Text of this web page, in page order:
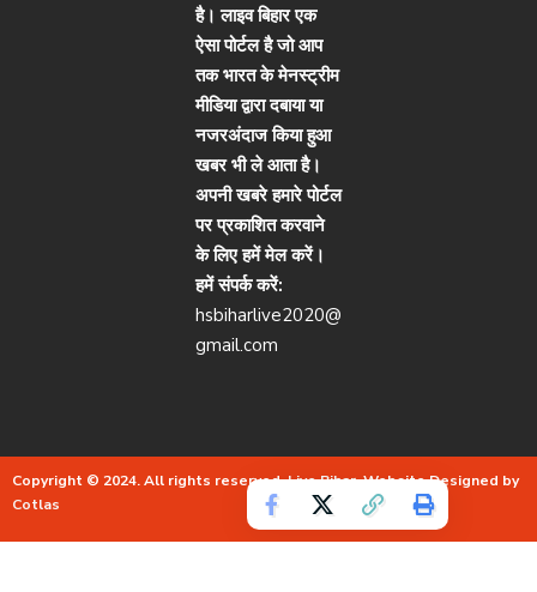
है। लाइव बिहार एक
ऐसा पोर्टल है जो आप
तक भारत के मेनस्ट्रीम
मीडिया द्वारा दबाया या
नजरअंदाज किया हुआ
खबर भी ले आता है।
अपनी खबरे हमारे पोर्टल
पर प्रकाशित करवाने
के लिए हमें मेल करें।
हमें संपर्क करें:
hsbiharlive2020@
gmail.com
Copyright © 2024. All rights reserved.Live Bihar.Website Designed by
Cotlas